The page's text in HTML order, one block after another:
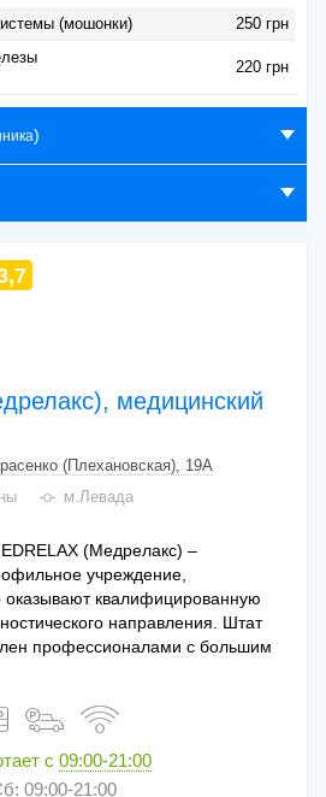
(мошонки)
250 грн
220 грн
)
медицинский
(Плехановская), 19А
м.Левада
(Медрелакс) –
учреждение,
оказывают квалифицированную
направления. Штат
профессионалами с большим
с 09:00-21:00
09:00-21:00